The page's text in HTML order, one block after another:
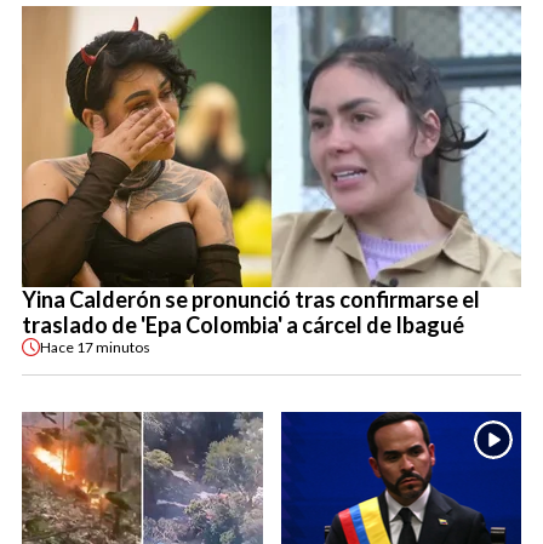
Yina Calderón se pronunció tras confirmarse el
traslado de 'Epa Colombia' a cárcel de Ibagué
Hace 17 minutos